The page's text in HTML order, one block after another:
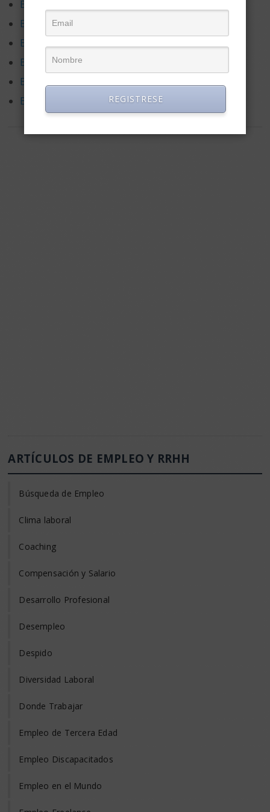
Busqueda de empleo en Estados Unidos
Busqueda de empleo en Guatemala
Busqueda de empleo en México
Busqueda de empleo en Perú
Busqueda de empleo en Puerto Rico
Busqueda de empleo en Uruguay
ARTÍCULOS DE EMPLEO Y RRHH
Búsqueda de Empleo
Clima laboral
Coaching
Compensación y Salario
Desarrollo Profesional
Desempleo
Despido
Diversidad Laboral
Donde Trabajar
Empleo de Tercera Edad
Empleo Discapacitados
Empleo en el Mundo
REGISTRESE